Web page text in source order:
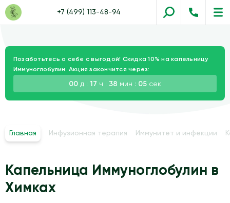
+7 (499) 113-48-94
Позаботьтесь о себе с выгодой! Скидка 10% на капельницу
Иммуноглобулин. Акция закончится через:
00д : 17 ч : 38 мин : 04 сек
Главная Инфузионная терапия Иммунитет и инфекции
Капельница Иммуноглобулин в
Химках